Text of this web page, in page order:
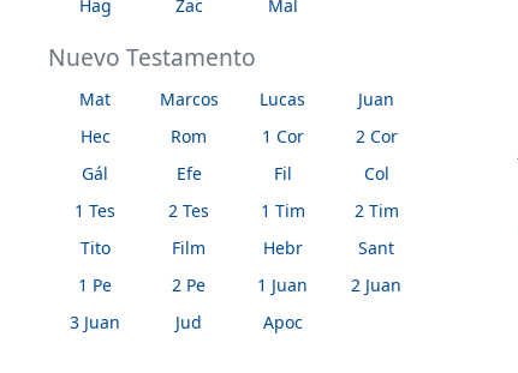
Hag
Zac Mal
Nuevo Testamento
Mat Marcos Lucas
Juan
Hec
Rom 1 Cor
2 Cor
Gál
Efe Fil
Col
1 Tes
2 Tes 1 Tim
2 Tim
Tito
Film Hebr
Sant
1 Pe
2 Pe 1 Juan
2 Juan
3 Juan
Jud Apoc